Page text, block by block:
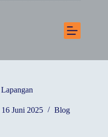
16 Juni 2025 Blog